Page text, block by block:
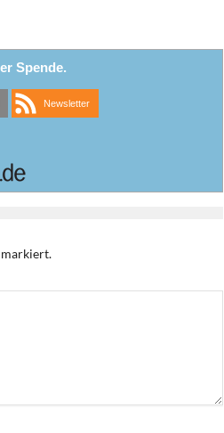
Spende.
Newsletter
markiert.